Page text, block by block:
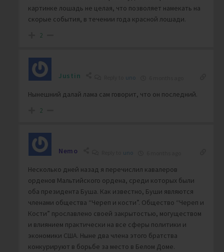
картинке лошадь не целая, что позволяет намекать на
скорые события, в течении года красной лошади.
2
Justin uno
Нынешний далай лама сам говорит, что он последний.
2
Nemo uno
Несколько дней назад я перечислил кавалеров
орденов Мальтийского ордена, среди которых были
оба президента Буша. Как известно, Буши являются
членами общества “Череп и кости”. Общество “Череп и
Кости” прославлено своей закрытостью, могуществом
и влиянием практически на все сферы политики и
экономики США. Ныне два члена этого братства
конкурируют в борьбе за место в Белом Доме.